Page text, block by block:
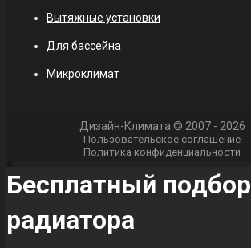
Вытяжные установки
Для бассейна
Микроклимат
Дизайн-Климата © 2007 - 2026
Пользовательское соглашение
Политика конфиденциальности
Бесплатный подбор
радиатора